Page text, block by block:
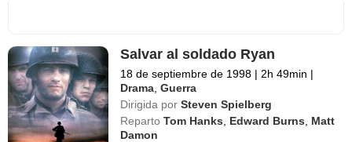
Salvar al soldado Ryan
18 de septiembre de 1998 | 2h 49min |
Drama ,Guerra
Dirigida por Steven Spielberg
Reparto Tom Hanks Edward Burns
Matt
Damon